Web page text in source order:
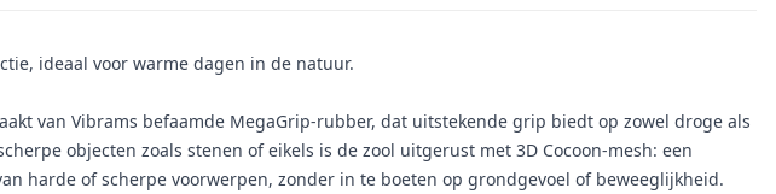
ideaal voor warme dagen in de natuur.
van Vibrams befaamde MegaGrip-rubber, dat uitstekende grip biedt op zowel droge als
objecten zoals stenen of eikels is de zool uitgerust met 3D Cocoon-mesh: een
harde of scherpe voorwerpen, zonder in te boeten op grondgevoel of beweeglijkheid.